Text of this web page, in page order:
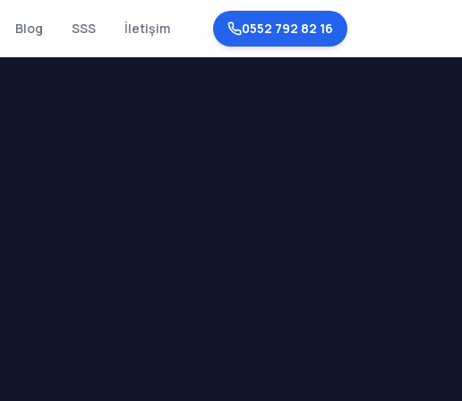
Blog SSS İletişim 0552 792 82 16